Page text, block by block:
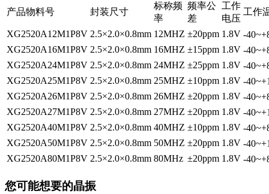
产品物料号 封装尺寸
标称频
率
频率公
差
工作
电压
工作
XG2520A12M1P8V 2.5×2.0×0.8mm 12MHZ ±20ppm 1.8V -
XG2520A16M1P8V 2.5×2.0×0.8mm 16MHZ ±15ppm 1.8V -
XG2520A24M1P8V 2.5×2.0×0.8mm 24MHZ ±25ppm 1.8V -
XG2520A25M1P8V 2.5×2.0×0.8mm 25MHZ ±10ppm 1.8V -
XG2520A26M1P8V 2.5×2.0×0.8mm 26MHZ ±20ppm 1.8V -
XG2520A27M1P8V 2.5×2.0×0.8mm 27MHZ ±20ppm 1.8V -
XG2520A40M1P8V 2.5×2.0×0.8mm 40MHZ ±10ppm 1.8V -
XG2520A50M1P8V 2.5×2.0×0.8mm 50MHZ ±20ppm 1.8V -
XG2520A80M1P8V 2.5×2.0×0.8mm 80MHz ±20ppm 1.8V -
您可能想要的晶振